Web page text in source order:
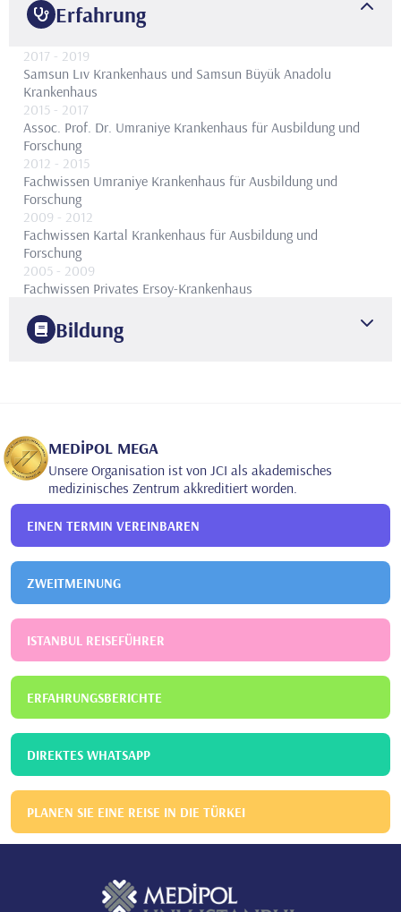
Erfahrung
2017 - 2019
Samsun Lıv Krankenhaus und Samsun Büyük Anadolu
Krankenhaus
2015 - 2017
Assoc. Prof. Dr. Umraniye Krankenhaus für Ausbildung und
Forschung
2012 - 2015
Fachwissen Umraniye Krankenhaus für Ausbildung und
Forschung
2009 - 2012
Fachwissen Kartal Krankenhaus für Ausbildung und
Forschung
2005 - 2009
Fachwissen Privates Ersoy-Krankenhaus
Bildung
ORTHOPÄDIE UND TRAUMATOLOGIE
MEDİPOL MEGA
Unsere Organisation ist von JCI als akademisches
medizinisches Zentrum akkreditiert worden.
EINEN TERMIN VEREINBAREN
ZWEITMEINUNG
ISTANBUL REISEFÜHRER
ERFAHRUNGSBERICHTE
DIREKTES WHATSAPP
PLANEN SIE EINE REISE IN DIE TÜRKEI